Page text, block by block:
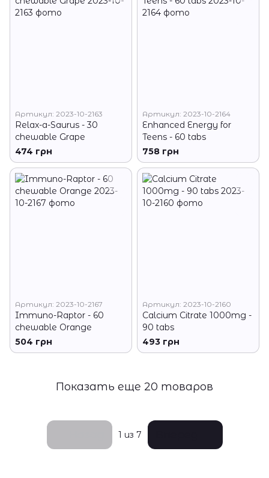
Артикул: 2023-10-2163
Relax-a-Saurus - 30
chewable Grape
474 грн
Артикул: 2023-10-2164
Enhanced Energy for
Teens - 60 tabs
758 грн
Артикул: 2023-10-2167
Immuno-Raptor - 60
chewable Orange
504 грн
Артикул: 2023-10-2160
Calcium Citrate 1000mg -
90 tabs
493 грн
Показать еще 20 товаров
1 из 7